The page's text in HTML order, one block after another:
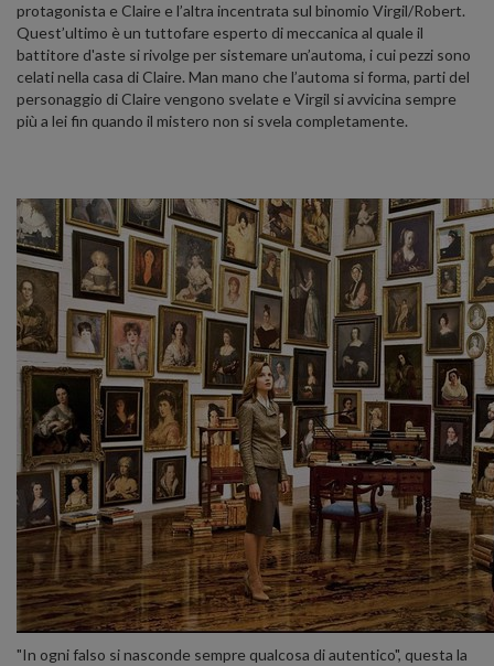
protagonista e Claire e l’altra incentrata sul binomio Virgil/Robert.
Quest’ultimo è un tuttofare esperto di meccanica al quale il
battitore d'aste si rivolge per sistemare un’automa, i cui pezzi sono
celati nella casa di Claire. Man mano che l’automa si forma, parti del
personaggio di Claire vengono svelate e Virgil si avvicina sempre
più a lei fin quando il mistero non si svela completamente.
"In ogni falso si nasconde sempre qualcosa di autentico", questa la